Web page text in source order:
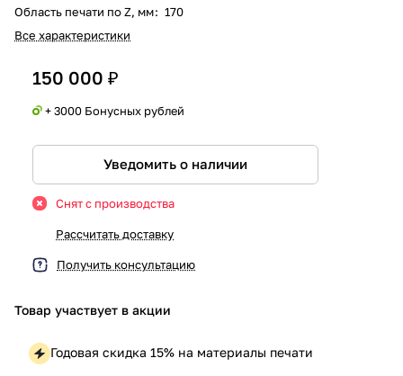
Область печати по Z, мм: 170
Все характеристики
150 000 ₽
+ 3000 Бонусных рублей
Уведомить о наличии
Снят с производства
Рассчитать доставку
Получить консультацию
Товар участвует в акции
Годовая скидка 15% на материалы печати